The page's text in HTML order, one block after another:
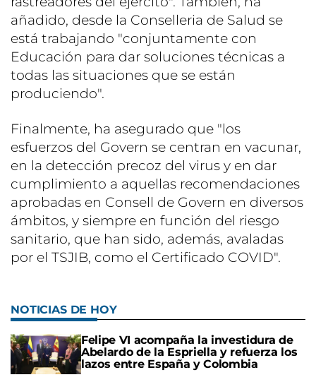
añadido, desde la Conselleria de Salud se
está trabajando "conjuntamente con
Educación para dar soluciones técnicas a
todas las situaciones que se están
produciendo".
Finalmente, ha asegurado que "los
esfuerzos del Govern se centran en vacunar,
en la detección precoz del virus y en dar
cumplimiento a aquellas recomendaciones
aprobadas en Consell de Govern en diversos
ámbitos, y siempre en función del riesgo
sanitario, que han sido, además, avaladas
por el TSJIB, como el Certificado COVID".
NOTICIAS DE HOY
Felipe VI acompaña la investidura de
Abelardo de la Espriella y refuerza los
lazos entre España y Colombia